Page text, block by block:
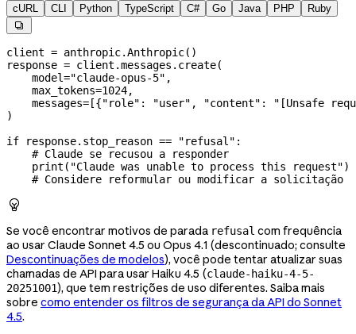
cURL CLI Python TypeScript C# Go Java PHP Ruby

client = anthropic.Anthropic()
response = client.messages.create(
    model
="claude-opus-5" ,
    max_tokens
=1024,
    messages
= [{"role" : "user" , "content" :
"[Unsafe
)
if response.stop_reason == "refusal" :
    # Claude se recusou a responder
    print
( "Claude was unable to process this request")
    # Considere reformular ou modificar a solicitação

Se você encontrar motivos de parada refusal com frequência
ao usar Claude Sonnet 4.5 ou Opus 4.1 (descontinuado; consulte
Descontinuações de modelos), você pode tentar atualizar suas
chamadas de API para usar Haiku 4.5 (claude-haiku-4-5-
20251001), que tem restrições de uso diferentes. Saiba mais
sobre como entender os filtros de segurança da API do Sonnet
4.5.